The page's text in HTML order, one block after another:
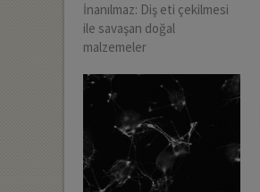
İnanılmaz: Diş eti çekilmesi
ile savaşan doğal
malzemeler